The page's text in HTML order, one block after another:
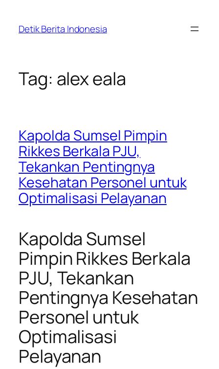
content
Detik Berita Indonesia
Tag: alex eala
Kapolda Sumsel Pimpin
Rikkes Berkala PJU,
Tekankan Pentingnya
Kesehatan Personel untuk
Optimalisasi Pelayanan
Kapolda Sumsel
Pimpin Rikkes Berkala
PJU, Tekankan
Pentingnya Kesehatan
Personel untuk
Optimalisasi
Pelayanan